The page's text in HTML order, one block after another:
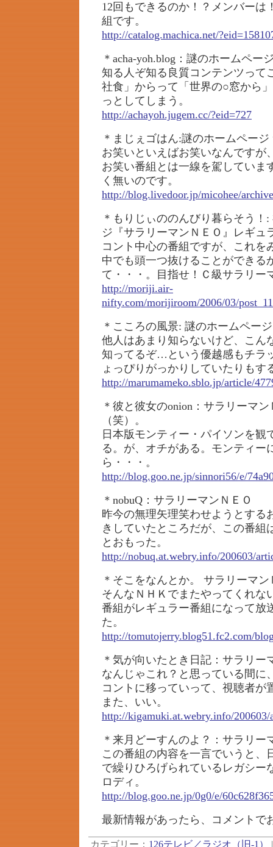
12回もできるのか！？メンバーは
組です。
http://catalog.machica.net/
＊acha-yoh.blog：謎のホームペ
知る人ぞ知る良質コンテンツって
社食」からって「世界の○窓から
っとしてしまう。
http://achayoh.jugem.cc/?eid=727
＊まじぇゴはん:謎のホームペー
お笑いといえばお笑いなんですが
お笑い番組とは一線を駕していま
く無いのです。
http://blog.livedoor.jp/micohee/
＊もりじぃののんびり暮らそう！
ジ『サラリーマンＮＥＯ』レギュ
コント中心の番組ですが、これを
中でも頭一つ抜けることができる
て・・・。目指せ！Ｃ級サラリー
http://moriji.air-
nifty.com/morijiroom/2006/03/
＊こころの風景: 謎のホームペー
他人はあまり知らないけど、こん
知ってるぞ…という優越感もチラ
ょっぴりがっかりしていたりもす
http://marumameko.sblo.jp/article/
＊彼と彼女のonion：サラリーマ
（笑）。
日本版モンティー・パイソンを観
る。が、オチがある。モンティー
ら・・・。
http://blog.goo.ne.jp/sinnori56/e/
＊nobuQ：サラリーマンＮＥＯ
昨今の無理矢理笑わせようとする
きしていたところだが、この番組
とおもった。
http://nobuq.at.webry.info/200603/
＊そこをなんとか。 サラリーマン
そんなＮＨＫでまたやってくれな
番組がレギュラー番組になって放
た。
http://tomutojerry.blog51.fc2.com/
＊気が向いたとき日記：サラリー
なんじゃこれ？と思っている間に
コントに移っていって、視聴者が
また、いい。
http://kigamuki.at.webry.info/
＊来月どーすんのよ？：サラリー
この番組の内容を一言でいうと、
で繰りひろげられているレガシー
ロディ。
http://blog.goo.ne.jp/0g0/e/
最新情報があったら、コメントで
カテゴリー： 126テレビ／ラジオ（旧-1）